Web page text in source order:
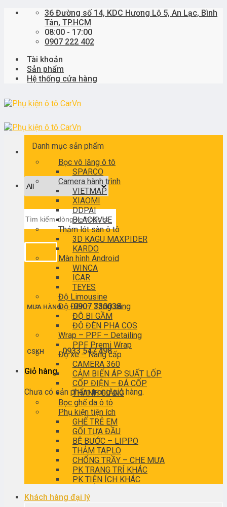
Skip
36 Đường số 14, KDC Hương Lộ 5, An Lạc, Bình
Tân, TP.HCM
08:00 - 17:00
0907 222 402
Tài khoản
Sản phẩm
Hệ thống cửa hàng
kiếm:
MUA HÀNG0907 330038
CSKH0933 547 498
Giỏ hàng
Chưa có sản phẩm trong giỏ hàng.
Danh mục sản phẩm
Bọc vô lăng ô tô
SPARCO
Camera hành trình
VIETMAP
XIAOMI
DDPAI
BLACKVUE
Thảm lót sàn ô tô
3D KAGU MAXPIDER
KARDO
Màn hình Android
WINCA
ICAR
TEYES
Độ Limousine
Độ Đèn – Tăng sáng
ĐỘ BI GẦM
ĐỘ ĐÈN PHA COS
Wrap – PPF – Detailing
PPF Premi Wrap
Độ xe – Nâng cấp
CAMERA 360
CẢM BIẾN ÁP SUẤT LỐP
CỐP ĐIỆN – ĐÁ CỐP
THANH GIẰNG
Bọc ghế da ô tô
Phụ kiện tiện ích
GHẾ TRẺ EM
GỐI TỰA ĐẦU
BỆ BƯỚC – LIPPO
THẢM TAPLO
CHỐNG TRẦY – CHE MƯA
PK TRANG TRÍ KHÁC
PK TIỆN ÍCH KHÁC
Khách hàng đại lý